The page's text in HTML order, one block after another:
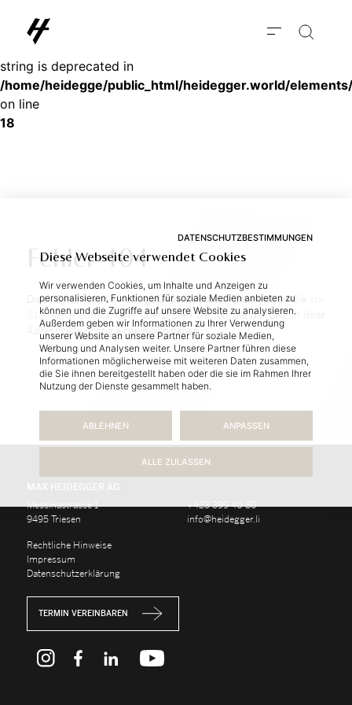
Deprecated
: substr(): Passing null to parameter #1 ($string) of type
string is deprecated in
/home/heidegge/public_html/heidegger.world/
on line
18
Fehler 404
Die­se Sei­te konn­te nicht ge­fun­den wer­den. Bit­te keh­ren Sie
Start­sei­te zu­rückoder über­prü­fen Sie, ob Sie die URL in Ih­rer
Adress­zei­le rich­tig ein­ge­ge­ben ha­ben.
Messinastrasse 1
9495 Triesen
+423 399 40 80
info@heidegger.li
Recht­li­che Hin­wei­se
Im­pres­sum
Da­ten­schutz­er­klä­rung
TERMIN VEREINBAREN
DATENSCHUTZBESTIMMUNGEN
Diese Webseite verwendet Cookies
Wir verwenden Cookies, um Inhalte und Anzeigen zu
personalisieren, Funktionen für soziale Medien anbieten zu
können und die Zugriffe auf unsere Website zu analysieren.
Außerdem geben wir Informationen zu Ihrer Verwendung
unserer Website an unsere Partner für soziale Medien,
Werbung und Analysen weiter. Unsere Partner führen diese
Informationen möglicherweise mit weiteren Daten zusammen,
die Sie ihnen bereitgestellt haben oder die sie im Rahmen Ihrer
Nutzung der Dienste gesammelt haben.
ABLEHNEN ANPASSEN
ALLE ZULASSEN